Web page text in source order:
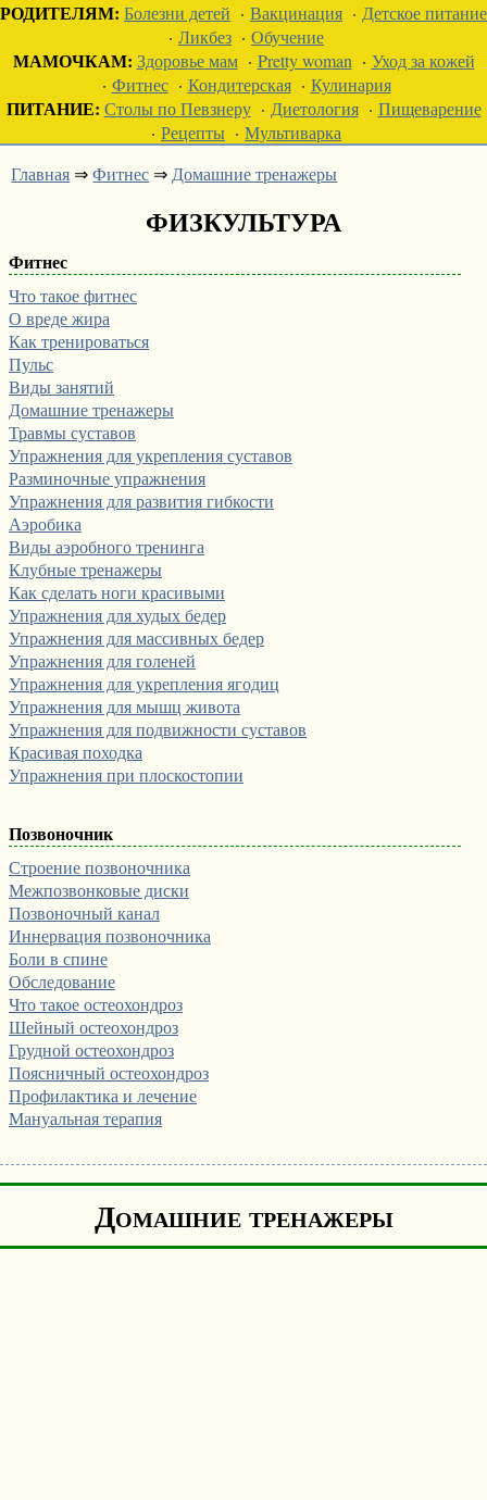
РОДИТЕЛЯМ: Болезни детей · Вакцинация · Детское питание
· Ликбез · Обучение
МАМОЧКАМ: Здоровье мам· Pretty woman · Уход за кожей
· Фитнес· Кондитерская· Кулинария
ПИТАНИЕ: Столы по Певзнеру· Диетология· Пищеварение
· Рецепты · Мультиварка
Главная ⇒Фитнес ⇒ Домашние тренажеры
ФИЗКУЛЬТУРА
Фитнес
Что такое фитнес
О вреде жира
Как тренироваться
Пульс
Виды занятий
Домашние тренажеры
Травмы суставов
Упражнения для укрепления суставов
Разминочные упражнения
Упражнения для развития гибкости
Аэробика
Виды аэробного тренинга
Клубные тренажеры
Как сделать ноги красивыми
Упражнения для худых бедер
Упражнения для массивных бедер
Упражнения для голеней
Упражнения для укрепления ягодиц
Упражнения для мышц живота
Упражнения для подвижности суставов
Красивая походка
Упражнения при плоскостопии
Позвоночник
Строение позвоночника
Межпозвонковые диски
Позвоночный канал
Иннервация позвоночника
Боли в спине
Обследование
Что такое остеохондроз
Шейный остеохондроз
Грудной остеохондроз
Поясничный остеохондроз
Профилактика и лечение
Мануальная терапия
Домашние тренажеры